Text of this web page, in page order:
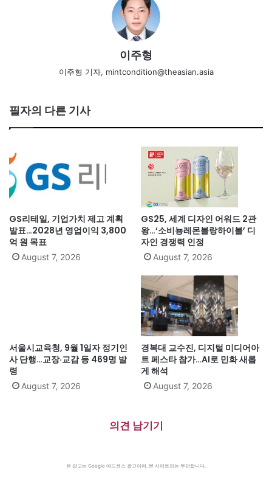
이주형
이주형 기자, mintcondition@theasian.asia
필자의 다른 기사
GS리테일, 기업가치 제고 계획
발표…2028년 영업이익 3,800
억 원 목표
August 7, 2026
GS25, 세계 디자인 어워드 2관
왕…‘소비뇽레몬블랑하이볼’ 디
자인 경쟁력 인정
August 7, 2026
서울시교육청, 9월 1일자 정기인
사 단행…교장·교감 등 469명 발
령
August 7, 2026
경복대 교수진, 디지털 미디어아
트 페스타 참가…AI로 민화 새롭
게 해석
August 7, 2026
의견 남기기
본 광고는 Google 애드센스 광고이며, 본 사이트와는 무관합니다.